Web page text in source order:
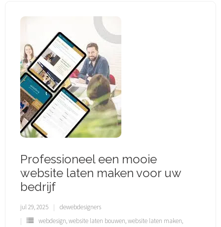
Professioneel een mooie
website laten maken voor uw
bedrijf
jul 29, 2025
dewebdesigners
webdesign,website laten bouwen,website laten maken,